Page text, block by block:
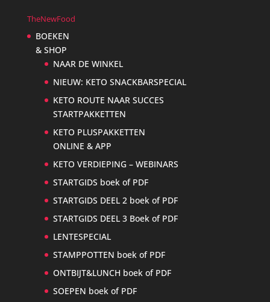
TheNewFood
BOEKEN
& SHOP
NAAR DE WINKEL
NIEUW: KETO SNACKBARSPECIAL
KETO ROUTE NAAR SUCCES
STARTPAKKETTEN
KETO PLUSPAKKETTEN
ONLINE & APP
KETO VERDIEPING – WEBINARS
STARTGIDS boek of PDF
STARTGIDS DEEL 2 boek of PDF
STARTGIDS DEEL 3 Boek of PDF
LENTESPECIAL
STAMPPOTTEN boek of PDF
ONTBIJT&LUNCH boek of PDF
SOEPEN boek of PDF